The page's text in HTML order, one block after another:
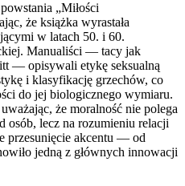
„Miłości
że książka wyrastała
w latach 50. i 60.
Manualiści — tacy jak
— opisywali etykę seksualną
i klasyfikację grzechów, co
do jej biologicznego wymiaru.
że moralność nie polega
osób, lecz na rozumieniu relacji
przesunięcie akcentu — od
jedną z głównych innowacji